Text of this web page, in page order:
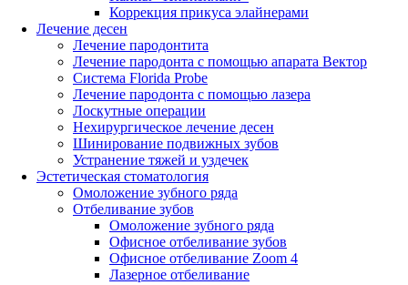
Коррекция прикуса элайнерами
Лечение десен
Лечение пародонтита
Лечение пародонта с помощью апарата Вектор
Система Florida Probe
Лечение пародонта с помощью лазера
Лоскутные операции
Нехирургическое лечение десен
Шинирование подвижных зубов
Устранение тяжей и уздечек
Эстетическая стоматология
Омоложение зубного ряда
Отбеливание зубов
Омоложение зубного ряда
Офисное отбеливание зубов
Офисное отбеливание Zoom 4
Лазерное отбеливание